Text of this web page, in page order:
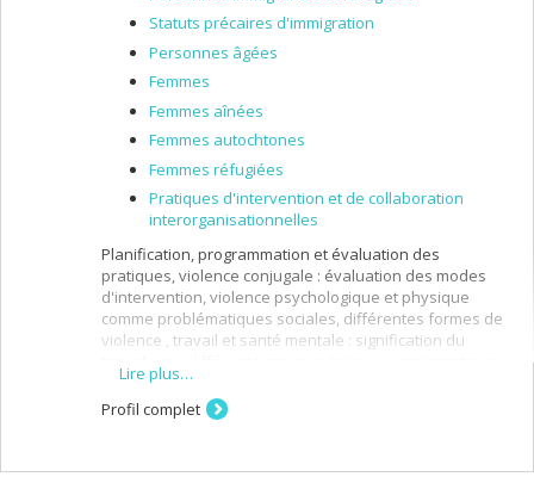
Statuts précaires d'immigration
Personnes âgées
Femmes
Femmes aînées
Femmes autochtones
Femmes réfugiées
Pratiques d'intervention et de collaboration
interorganisationnelles
Planification, programmation et évaluation des
pratiques, violence conjugale : évaluation des modes
d'intervention, violence psychologique et physique
comme problématiques sociales, différentes formes de
violence , travail et santé mentale : signification du
handicapés-es, préretraités-es; femmes, familles,
travail; problématiques et dynamique des milieux de
travail (motivation de l'individu au travail, culture
Lire plus…
Profil complet